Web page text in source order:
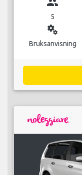
5
miscellaneous_services
Bruksanvisning